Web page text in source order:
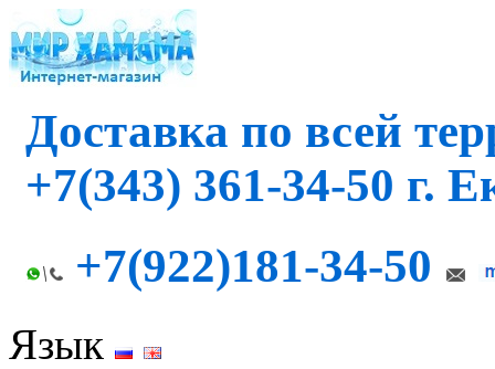
Доставка по всей
+7(343) 361-34-50 г.
+7(922)181-34-50
Язык